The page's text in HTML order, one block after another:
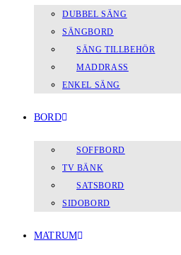
DUBBEL SÄNG
SÄNGBORD
SÄNG TILLBEHÖR
MADDRASS
ENKEL SÄNG
BORD
SOFFBORD
TV BÄNK
SATSBORD
SIDOBORD
MATRUM